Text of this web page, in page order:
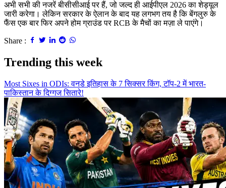
अभी सभी की नजरें बीसीसीआई पर हैं, जो जल्द ही आईपीएल 2026 का शेड्यूल
जारी करेगा। लेकिन सरकार के ऐलान के बाद यह लगभग तय है कि बेंगलुरु के
फैंस एक बार फिर अपने होम ग्राउंड परRCBके मैचों का मज़ा ले पाएंगे।
Share :
Trending this week
Most Sixes in ODIs: वनडे इतिहास के 7 सिक्सर किंग, टॉप-2 में भारत-
पाकिस्तान के दिग्गज सितारे!